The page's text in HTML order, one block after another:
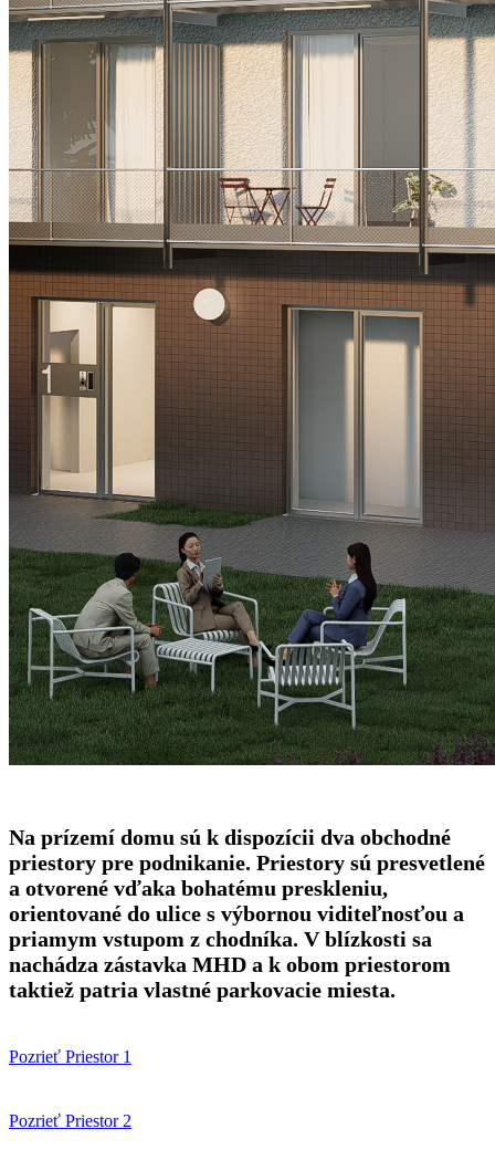
Na prízemí domu sú k dispozícii dva obchodné
priestory pre podnikanie. Priestory sú presvetlené
a otvorené vďaka bohatému preskleniu,
orientované do ulice s výbornou viditeľnosťou a
priamym vstupom z chodníka. V blízkosti sa
nachádza zástavka MHD a k obom priestorom
taktiež patria vlastné parkovacie miesta.
Pozrieť Priestor 1
Pozrieť Priestor 2